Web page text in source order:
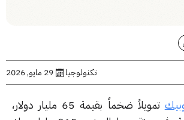
تكنولوجيا 29 مايو, 2026
تمويلاً ضخماً بقيمة 65 مليار دولار،